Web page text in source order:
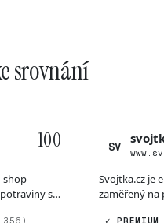
srovnání
100
shop
s
SV
Svojtka.cz je
zaměřený na
✓ PREMIUM